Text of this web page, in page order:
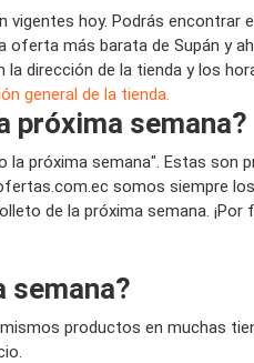
hoy. Podrás
más barata de Supán y
dirección de la tienda y los
general de la tienda.
próxima semana?
próxima semana". Estas
somos siempre
de la próxima semana.
semana?
productos en muchas